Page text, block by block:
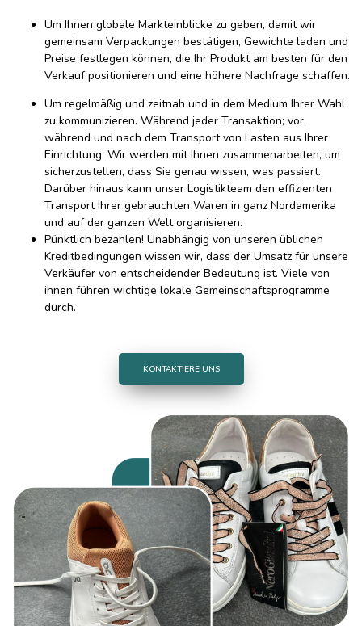
Um Ihnen globale Markteinblicke zu geben, damit wir
gemeinsam Verpackungen bestätigen, Gewichte laden und
Preise festlegen können, die Ihr Produkt am besten für den
Verkauf positionieren und eine höhere Nachfrage schaffen.
Um regelmäßig und zeitnah und in dem Medium Ihrer Wahl
zu kommunizieren. Während jeder Transaktion; vor,
während und nach dem Transport von Lasten aus Ihrer
Einrichtung. Wir werden mit Ihnen zusammenarbeiten, um
sicherzustellen, dass Sie genau wissen, was passiert.
Darüber hinaus kann unser Logistikteam den effizienten
Transport Ihrer gebrauchten Waren in ganz Nordamerika
und auf der ganzen Welt organisieren.
Pünktlich bezahlen! Unabhängig von unseren üblichen
Kreditbedingungen wissen wir, dass der Umsatz für unsere
Verkäufer von entscheidender Bedeutung ist. Viele von
ihnen führen wichtige lokale Gemeinschaftsprogramme
durch.
KONTAKTIERE UNS